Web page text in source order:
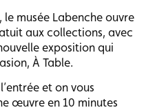
le musée Labenche ouvre
aux collections, avec
exposition qui
À Table.
et on vous
œuvre en 10 minutes